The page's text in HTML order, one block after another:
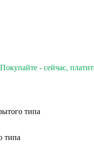
- сейчас,
типа
типа